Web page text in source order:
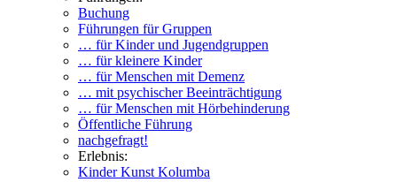
Buchung
Führungen für Gruppen
… für Kinder und Jugendgruppen
… für kleinere Kinder
… für Menschen mit Demenz
… mit psychischer Beeinträchtigung
… für Menschen mit Hörbehinderung
Öffentliche Führung
nachgefragt!
Erlebnis:
Kinder Kunst Kolumba